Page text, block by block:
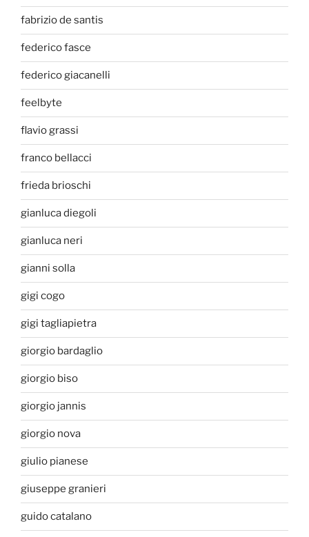
fabrizio de santis
federico fasce
federico giacanelli
feelbyte
flavio grassi
franco bellacci
frieda brioschi
gianluca diegoli
gianluca neri
gianni solla
gigi cogo
gigi tagliapietra
giorgio bardaglio
giorgio biso
giorgio jannis
giorgio nova
giulio pianese
giuseppe granieri
guido catalano